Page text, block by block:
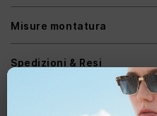
Misure montatura
Spedizioni & Resi